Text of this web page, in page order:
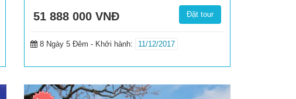
51 888 000 VNĐ Đặt tour
8 Ngày 5 Đêm - Khởi hành: 11/12/2017